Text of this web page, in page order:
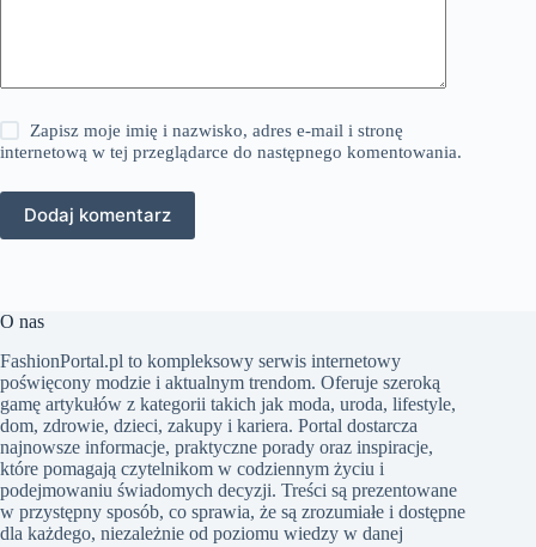
Zapisz moje imię i nazwisko, adres e-mail i stronę
internetową w tej przeglądarce do następnego komentowania.
Dodaj komentarz
O nas
FashionPortal.pl to kompleksowy serwis internetowy
poświęcony modzie i aktualnym trendom. Oferuje szeroką
gamę artykułów z kategorii takich jak moda, uroda, lifestyle,
dom, zdrowie, dzieci, zakupy i kariera. Portal dostarcza
najnowsze informacje, praktyczne porady oraz inspiracje,
które pomagają czytelnikom w codziennym życiu i
podejmowaniu świadomych decyzji. Treści są prezentowane
w przystępny sposób, co sprawia, że są zrozumiałe i dostępne
dla każdego, niezależnie od poziomu wiedzy w danej